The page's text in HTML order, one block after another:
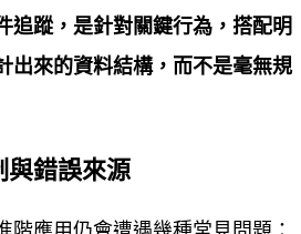
追蹤，是針對關鍵行為，搭配明
出來的資料結構，而不是毫無規
與錯誤來源